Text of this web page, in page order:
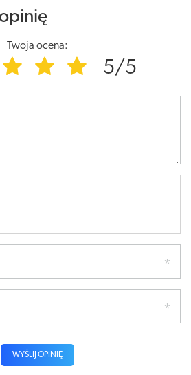
Twoja ocena:
5/5
WYŚLIJ OPINIĘ